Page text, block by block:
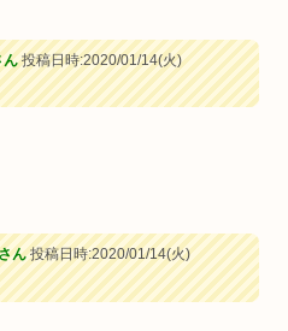
ん投稿日時:2020/01/14(火)
ん投稿日時:2020/01/14(火)